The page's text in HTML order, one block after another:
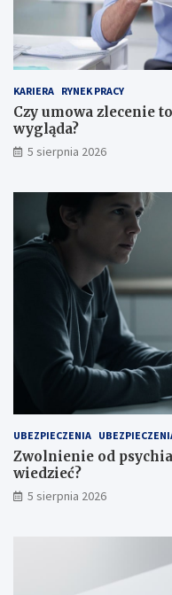
KARIERA RYNEK PRACY
Czy umowa zlecenie
wygląda?
5 sierpnia 2026
UBEZPIECZENIA
Zwolnienie od
wiedzieć?
5 sierpnia 2026